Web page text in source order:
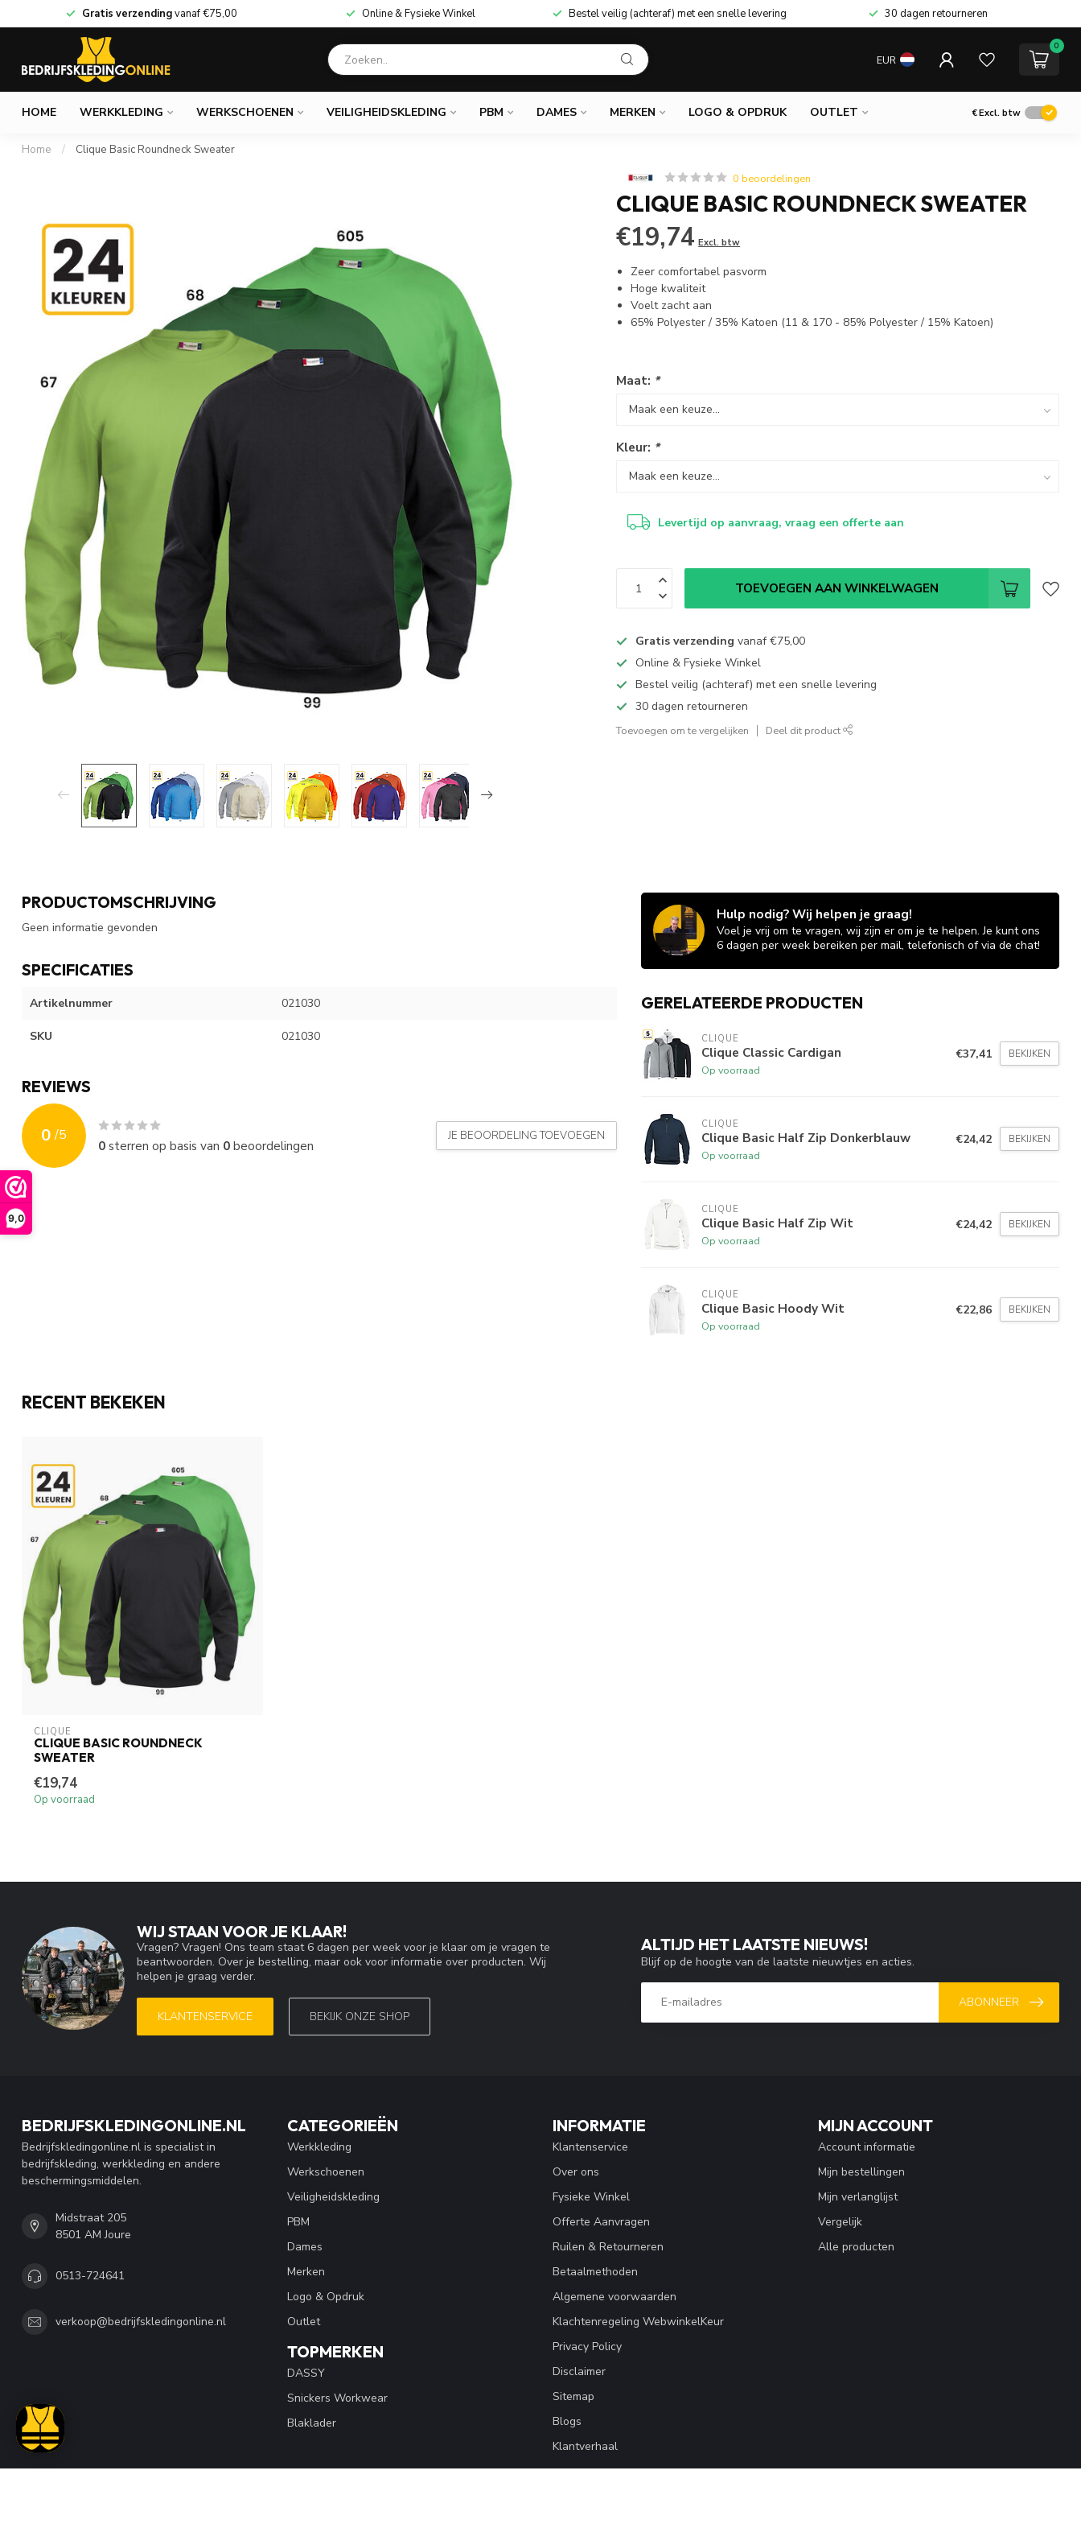
9,0
Gratis verzendingvanaf€75,00 Online & Fysieke Winkel Bestel veilig (achteraf) met een snelle levering 30 dagen retourneren
EUR
0
HOME WERKKLEDING WERKSCHOENEN VEILIGHEIDSKLEDING PBM DAMES MERKEN LOGO & OPDRUK OUTLET €Excl. btw
Home / Clique Basic Roundneck Sweater
0 beoordelingen
CLIQUE BASIC ROUNDNECK SWEATER
€19,74 Excl. btw
Zeer comfortabel pasvorm
Hoge kwaliteit
Voelt zacht aan
65% Polyester / 35% Katoen (11 & 170 - 85% Polyester / 15% Katoen)
Maat: *
Kleur: *
Levertijd op aanvraag, vraag een offerte aan
TOEVOEGEN AAN WINKELWAGEN
Gratis verzending vanaf€75,00
Online & Fysieke Winkel
Bestel veilig (achteraf) met een snelle levering
30 dagen retourneren
Toevoegen om te vergelijken Deel dit product
PRODUCTOMSCHRIJVING
Geen informatie gevonden
SPECIFICATIES
Artikelnummer 021030
SKU 021030
REVIEWS
0 /5
0sterren op basis van 0beoordelingen
JE BEOORDELING TOEVOEGEN
Hulp nodig? Wij helpen je graag!
Voel je vrij om te vragen, wij zijn er om je te helpen. Je kunt ons
6 dagen per week bereiken per mail, telefonisch of via de chat!
GERELATEERDE PRODUCTEN
CLIQUE
Clique Classic Cardigan
Op voorraad
€37,41 BEKIJKEN
CLIQUE
Clique Basic Half Zip Donkerblauw
Op voorraad
€24,42 BEKIJKEN
CLIQUE
Clique Basic Half Zip Wit
Op voorraad
€24,42 BEKIJKEN
CLIQUE
Clique Basic Hoody Wit
Op voorraad
€22,86 BEKIJKEN
RECENT BEKEKEN
CLIQUE
CLIQUE BASIC ROUNDNECK
SWEATER
€19,74
Op voorraad
WIJ STAAN VOOR JE KLAAR!
Vragen? Vragen! Ons team staat 6 dagen per week voor je klaar om je vragen te
beantwoorden. Over je bestelling, maar ook voor informatie over producten. Wij
helpen je graag verder.
KLANTENSERVICE BEKIJK ONZE SHOP
ALTIJD HET LAATSTE NIEUWS!
Blijf op de hoogte van de laatste nieuwtjes en acties.
ABONNEER
BEDRIJFSKLEDINGONLINE.NL
Bedrijfskledingonline.nl is specialist in
bedrijfskleding, werkkleding en andere
beschermingsmiddelen.
Midstraat 205
8501 AM Joure
0513-724641
verkoop@bedrijfskledingonline.nl
CATEGORIEËN
Werkkleding
Werkschoenen
Veiligheidskleding
PBM
Dames
Merken
Logo & Opdruk
Outlet
TOPMERKEN
DASSY
Snickers Workwear
Blaklader
INFORMATIE
Klantenservice
Over ons
Fysieke Winkel
Offerte Aanvragen
Ruilen & Retourneren
Betaalmethoden
Algemene voorwaarden
Klachtenregeling WebwinkelKeur
Privacy Policy
Disclaimer
Sitemap
Blogs
Klantverhaal
MIJN ACCOUNT
Account informatie
Mijn bestellingen
Mijn verlanglijst
Vergelijk
Alle producten